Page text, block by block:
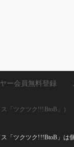
ー会員無料登録
「ツクツク!!!BtoB」）
「ツクツク!!!BtoB」は